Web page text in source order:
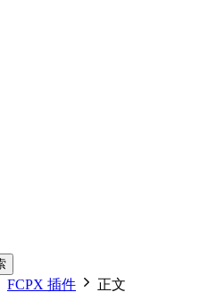
FCPX 插件 正文